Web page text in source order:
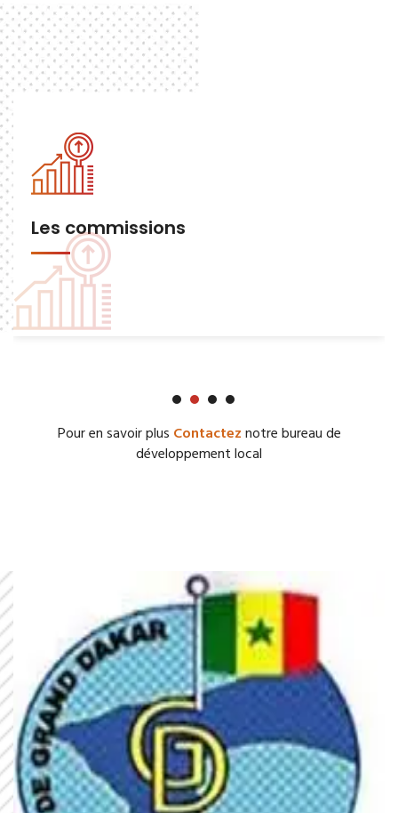
Les commissions
Pour en savoir plus Contacteznotre bureau de
développement local